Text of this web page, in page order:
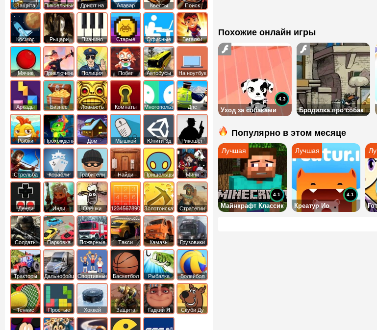
Похожие онлайн игры
Уход за собаками
4.3
Бродилка про собак
Популярно в этом месяце
Майнкрафт Классик
4.1
Креатур Ио
4.1
Защита
королевства
Пиксельные
Дрифт на
машинах
Алавар Квесты
Поиск
предметов
Космос Рыцари Пианино Старые Офисные Бегалки
Мячик Приключения Полиция Побег Автобусы На ноутбук
Аркады
Бизнес
симуляторы
Ловкость Комнаты Многопользовательские
Дпс
Рыбки Прохождение Дом Мышкой Юнити 3д Рикошет
Cтрельба
из лука
Корабли Грабители
Найди
выход
Пришельцы Мини
Денди Инди
Овечки
идут домой
1234567890 ЗолотоискательСтратегии
Солдаты
Парковка
машин
Пожарные
машины
Такси Камазы Грузовики
Тракторы ДальнобойщикиСпортивные Баскетбол Рыбалка Волейбол
Теннис Простые Хоккей
Защита
башни
Гадкий Я Скуби Ду